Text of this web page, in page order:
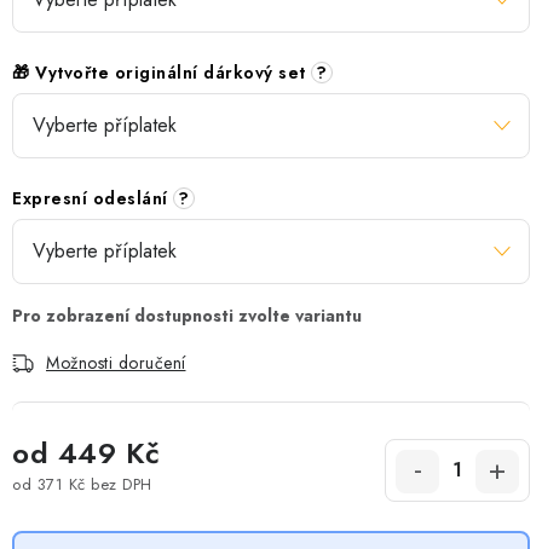
🎁 Vytvořte originální dárkový set ?
Expresní odeslání ?
Možnosti doručení
od 449 Kč
od 371 Kč bez DPH